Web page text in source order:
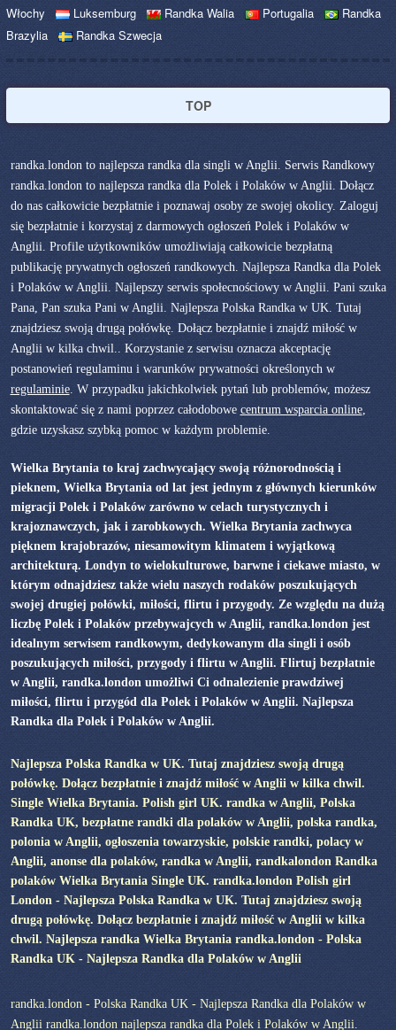
Włochy
Luksemburg Randka Walia Portugalia
Randka
Brazylia
Randka Szwecja
TOP
randka.london to najlepsza randka dla singli w Anglii. Serwis Randkowy
randka.london to najlepsza randka dla Polek i Polaków w Anglii. Dołącz
do nas całkowicie bezpłatnie i poznawaj osoby ze swojej okolicy. Zaloguj
się bezpłatnie i korzystaj z darmowych ogłoszeń Polek i Polaków w
Anglii. Profile użytkowników umożliwiają całkowicie bezpłatną
publikację prywatnych ogłoszeń randkowych. Najlepsza Randka dla Polek
i Polaków w Anglii. Najlepszy serwis społecnościowy w Anglii. Pani szuka
Pana, Pan szuka Pani w Anglii. Najlepsza Polska Randka w UK. Tutaj
znajdziesz swoją drugą połówkę. Dołącz bezpłatnie i znajdź miłość w
Anglii w kilka chwil.. Korzystanie z serwisu oznacza akceptację
postanowień regulaminu i warunków prywatności określonych w
regulaminie. W przypadku jakichkolwiek pytań lub problemów, możesz
skontaktować się z nami poprzez całodobowe centrum wsparcia online,
gdzie uzyskasz szybką pomoc w każdym problemie.
Wielka Brytania to kraj zachwycający swoją różnorodnością i
pieknem, Wielka Brytania od lat jest jednym z głównych kierunków
migracji Polek i Polaków zarówno w celach turystycznych i
krajoznawczych, jak i zarobkowych. Wielka Brytania zachwyca
pięknem krajobrazów, niesamowitym klimatem i wyjątkową
architekturą. Londyn to wielokulturowe, barwne i ciekawe miasto, w
którym odnajdziesz także wielu naszych rodaków poszukujących
swojej drugiej połówki, miłości, flirtu i przygody. Ze względu na dużą
liczbę Polek i Polaków przebywajcych w Anglii, randka.london jest
idealnym serwisem randkowym, dedykowanym dla singli i osób
poszukujących miłości, przygody i flirtu w Anglii. Flirtuj bezpłatnie
w Anglii, randka.london umożliwi Ci odnalezienie prawdziwej
miłości, flirtu i przygód dla Polek i Polaków w Anglii. Najlepsza
Randka dla Polek i Polaków w Anglii.
Najlepsza Polska Randka w UK. Tutaj znajdziesz swoją drugą
połówkę. Dołącz bezpłatnie i znajdź miłość w Anglii w kilka chwil.
Single Wielka Brytania. Polish girl UK. randka w Anglii, Polska
Randka UK, bezpłatne randki dla polaków w Anglii, polska randka,
polonia w Anglii, ogłoszenia towarzyskie, polskie randki, polacy w
Anglii, anonse dla polaków, randka w Anglii, randkalondon Randka
polaków Wielka Brytania Single UK. randka.london Polish girl
London - Najlepsza Polska Randka w UK. Tutaj znajdziesz swoją
drugą połówkę. Dołącz bezpłatnie i znajdź miłość w Anglii w kilka
chwil. Najlepsza randka Wielka Brytania randka.london - Polska
Randka UK - Najlepsza Randka dla Polaków w Anglii
randka.london - Polska Randka UK - Najlepsza Randka dla Polaków w
Anglii randka.london najlepsza randka dla Polek i Polaków w Anglii.